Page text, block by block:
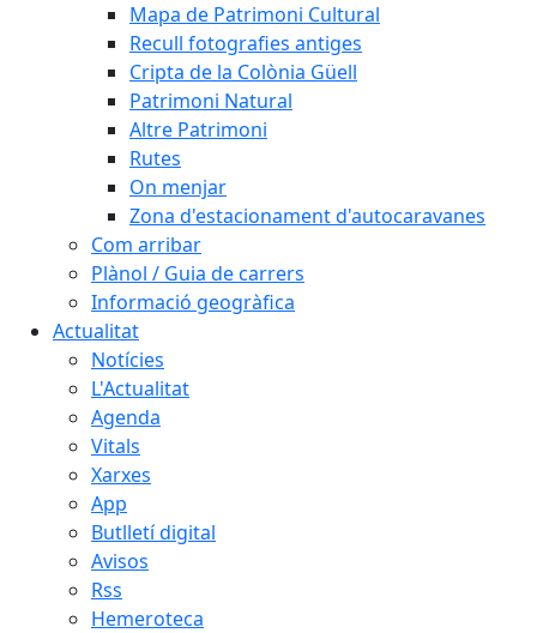
Mapa de Patrimoni Cultural
Recull fotografies antiges
Cripta de la Colònia Güell
Patrimoni Natural
Altre Patrimoni
Rutes
On menjar
Zona d'estacionament d'autocaravanes
Com arribar
Plànol / Guia de carrers
Informació geogràfica
Actualitat
Notícies
L'Actualitat
Agenda
Vitals
Xarxes
App
Butlletí digital
Avisos
Rss
Hemeroteca